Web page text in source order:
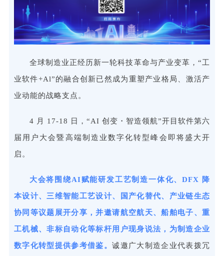
全球制造业正经历新一轮科技革命与产业变革，“工
业软件+Al”的融合创新已然成为重塑产业格局、激活产
业动能的战略支点。
4 月 17-18 日，“AI 创变・智造领航”开目软件第六
届用户大会暨高端制造业数字化转型峰会即将盛大开
启。
大会将围绕AI赋能研发工艺制造一体化、DFX 降
本设计、三维智能工艺设计、国产化替代、产业链生态
协同等议题展开分享，并邀请航空航天、船舶电子、重
工机械、非标自动化等标杆用户现身说法，为制造企业
数字化转型提供参考借鉴。诚邀广大制造企业代表拨冗